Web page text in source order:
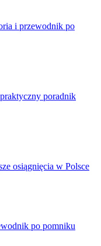
i przewodnik po
poradnik
osiągnięcia w Polsce
po pomniku